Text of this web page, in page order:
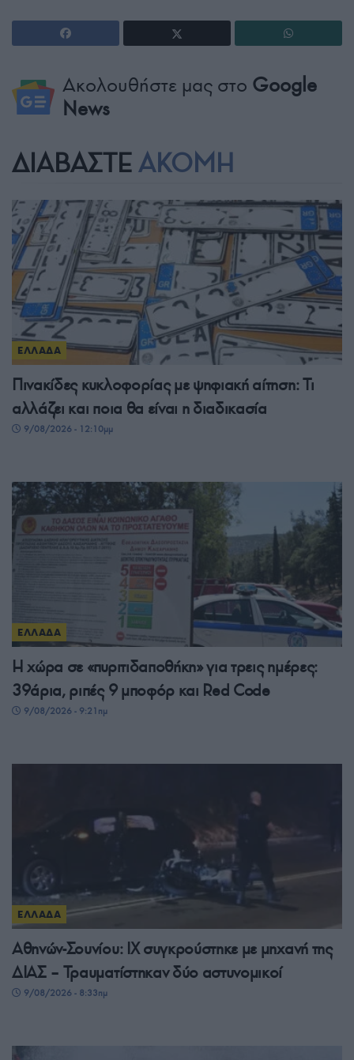
Ακολουθήστε μας στο Google
News
ΔΙΑΒΑΣΤΕ ΑΚΟΜΗ
ΕΛΛΑΔΑ
Πινακίδες κυκλοφορίας με ψηφιακή αίτηση: Τι
αλλάζει και ποια θα είναι η διαδικασία
9/08/2026 - 12:10μμ
ΕΛΛΑΔΑ
Η χώρα σε «πυριτιδαποθήκη» για τρεις ημέρες:
39άρια, ριπές 9 μποφόρ και Red Code
9/08/2026 - 9:21πμ
ΕΛΛΑΔΑ
Αθηνών-Σουνίου: ΙΧ συγκρούστηκε με μηχανή της
ΔΙΑΣ – Τραυματίστηκαν δύο αστυνομικοί
9/08/2026 - 8:33πμ